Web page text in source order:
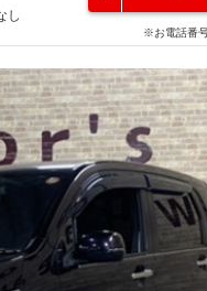
し
※お電話番